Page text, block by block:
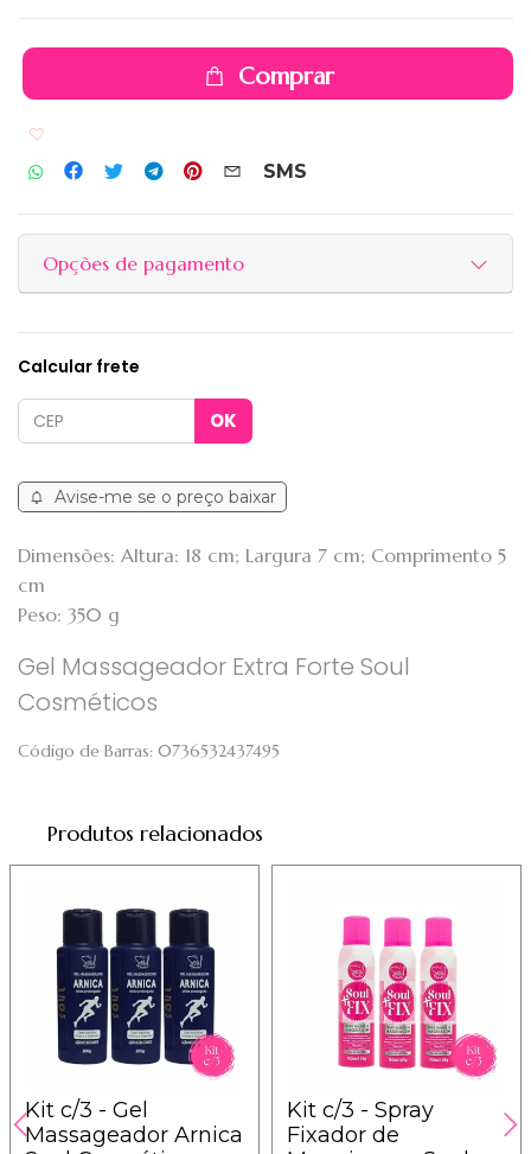
Comprar
SMS
Opções de pagamento
Calcular frete
Avise-me se o preço baixar
Dimensões: Altura: 18 cm; Largura 7 cm; Comprimento 5
cm
Peso: 350 g
Gel Massageador Extra Forte Soul
Cosméticos
Código de Barras: 0736532437495
Produtos relacionados
Kit c/3 - Gel
Massageador Arnica
Kit c/3 - Spray
Fixador de